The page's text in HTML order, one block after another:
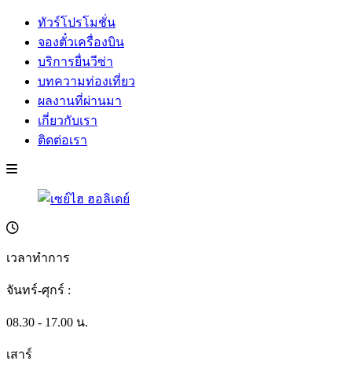
ทัวร์โปรโมชั่น
จองตั๋วเครื่องบิน
บริการยื่นวีซ่า
บทความท่องเที่ยว
ผลงานที่ผ่านมา
เกี่ยวกับเรา
ติดต่อเรา
เวลาทำการ
จันทร์-ศุกร์ :
08.30 - 17.00 น.
เสาร์